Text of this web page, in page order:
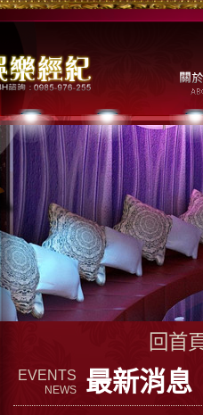
回首
EVENTS
NEWS 最新消息